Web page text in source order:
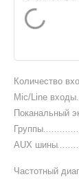
Количество
Mic/Line входы
Поканальный
Группы
AUX шины
Частотный